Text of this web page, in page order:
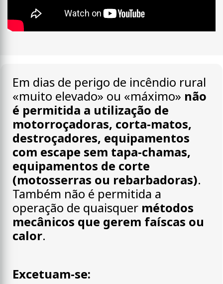
Em dias de perigo de incêndio rural
«muito elevado» ou «máximo» não
é permitida a utilização de
motorroçadoras, corta-matos,
destroçadores, equipamentos
com escape sem tapa-chamas,
equipamentos de corte
(motosserras ou rebarbadoras).
Também não é permitida a
operação de quaisquer métodos
mecânicos que gerem faíscas ou
calor.
Excetuam-se: